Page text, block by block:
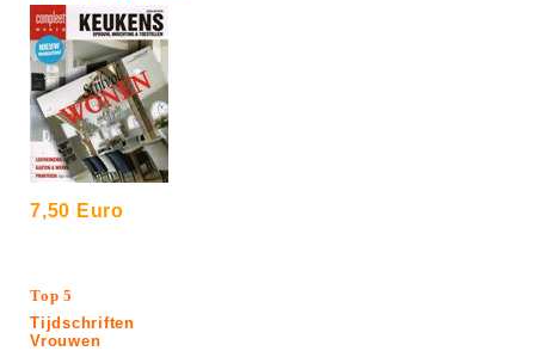
7,50 Euro
Top 5
Tijdschriften
Vrouwen